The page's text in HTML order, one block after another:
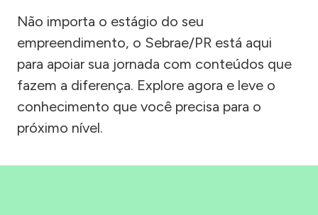
Não importa o estágio do seu
empreendimento, o Sebrae/PR está aqui
para apoiar sua jornada com conteúdos que
fazem a diferença. Explore agora e leve o
conhecimento que você precisa para o
próximo nível.